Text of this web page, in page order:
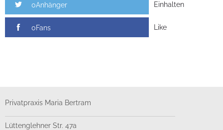
0Anhänger Einhalten
0Fans Like
Privatpraxis Maria Bertram
Lüttenglehner Str. 47a